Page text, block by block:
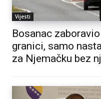
Vijesti
Bosanac
granici, samo
za Njemačku bez